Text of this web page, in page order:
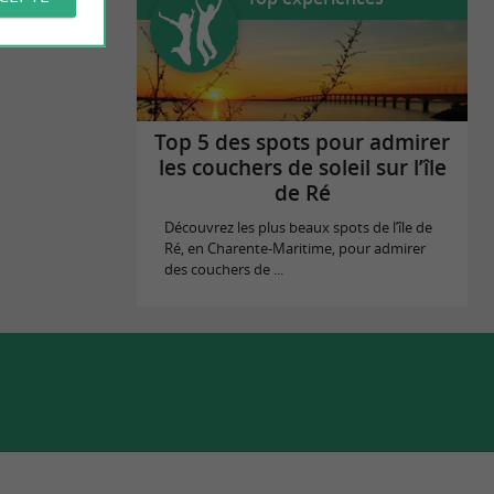
Top 5 des spots pour admirer
les couchers de soleil sur l’île
de Ré
Découvrez les plus beaux spots de l’île de
Ré, en Charente-Maritime, pour admirer
des couchers de ...